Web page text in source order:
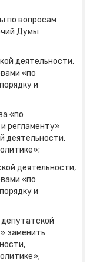
по вопросам
Думы
деятельности,
«по
и
«по
регламенту»
деятельности,
деятельности,
«по
и
заменить